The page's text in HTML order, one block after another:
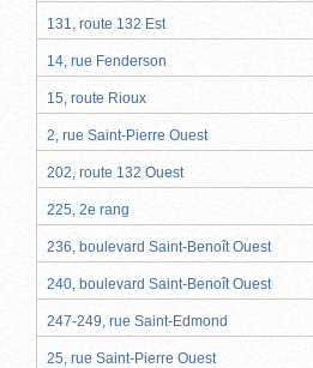
131, route 132 Est
14, rue Fenderson
15, route Rioux
2, rue Saint-Pierre Ouest
202, route 132 Ouest
225, 2e rang
236, boulevard Saint-Benoît Ouest
240, boulevard Saint-Benoît Ouest
247-249, rue Saint-Edmond
25, rue Saint-Pierre Ouest